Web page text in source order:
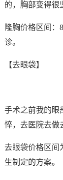
的，胸部变得很
隆胸价格区间：
诊。
【去眼袋】
手术之前我的眼
悴，去医院去做
去眼袋价格区间
生制定的方案。